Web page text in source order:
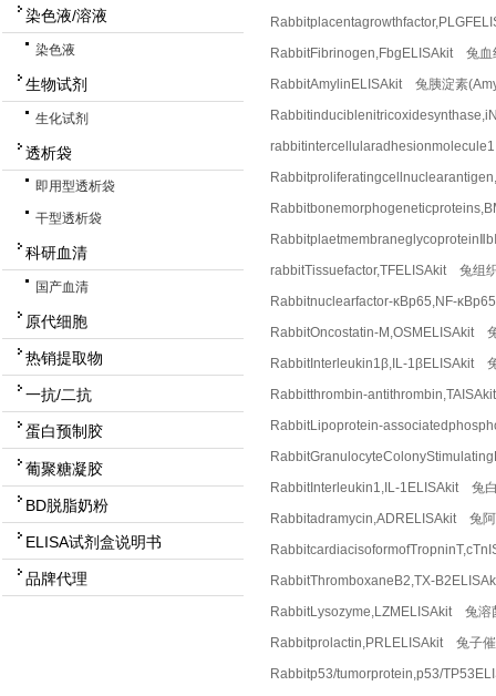
染色液/溶液
染色液
生物试剂
生化试剂
透析袋
即用型透析袋
干型透析袋
科研血清
国产血清
原代细胞
热销提取物
一抗/二抗
蛋白预制胶
葡聚糖凝胶
BD脱脂奶粉
ELISA试剂盒说明书
品牌代理
RabbitFibrinogen,FbgELISAkit 兔血
RabbitAmylinELISAkit 兔胰淀素
rabbitTissuefactor,TFELISAkit 兔组
Rabbitnuclearfactor-κBp65,NF-
RabbitOncostatin-M,OSMELISAkit
RabbitInterleukin1β,IL-1βELISAkit
Rabbitthrombin-
RabbitLipoprotein-
RabbitInterleukin1,IL-1ELISAkit 兔
Rabbitadramycin,ADRELISAkit 兔
RabbitThromboxaneB2,TX-
RabbitLysozyme,LZMELISAkit 兔溶
Rabbitprolactin,PRLELISAkit 兔子
Rabbitp53/tumorprotein,p53/